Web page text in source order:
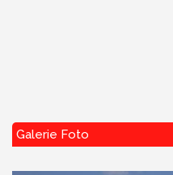
Galerie Foto